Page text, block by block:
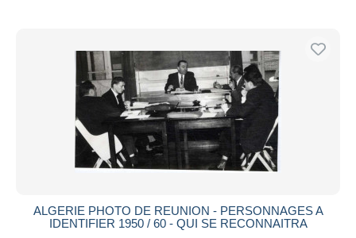
ALGERIE PHOTO DE REUNION - PERSONNAGES A
IDENTIFIER 1950 / 60 - QUI SE RECONNAITRA